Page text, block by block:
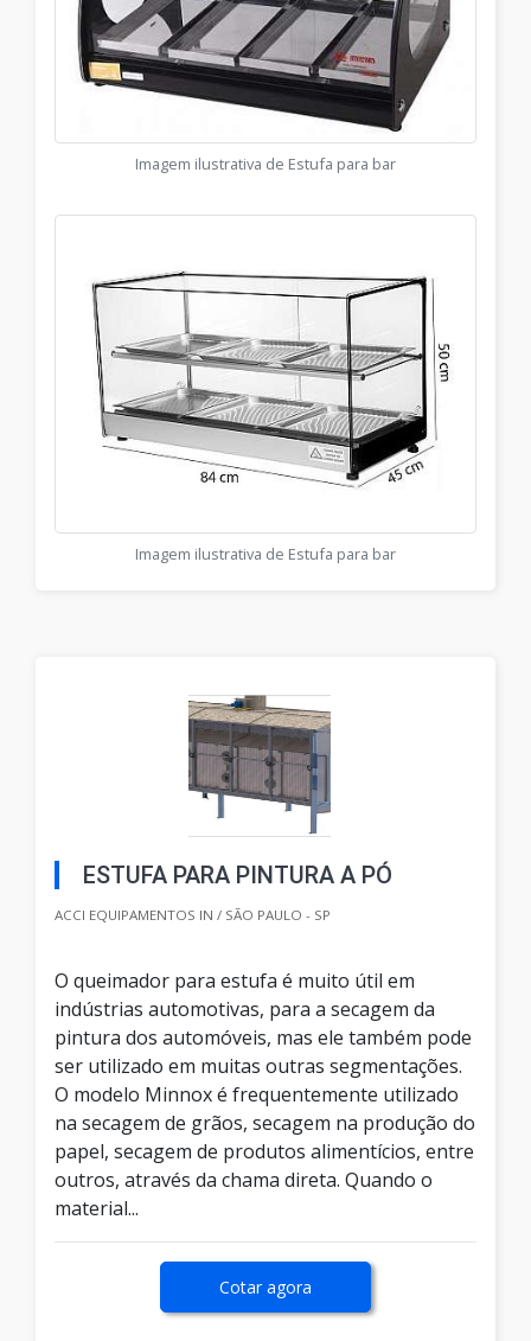
Imagem ilustrativa de Estufa para bar
Imagem ilustrativa de Estufa para bar
ESTUFA PARA PINTURA A PÓ
ACCI EQUIPAMENTOS IN / SÃO PAULO - SP
O queimador para estufa é muito útil em
indústrias automotivas, para a secagem da
pintura dos automóveis, mas ele também pode
ser utilizado em muitas outras segmentações.
O modelo Minnox é frequentemente utilizado
na secagem de grãos, secagem na produção do
papel, secagem de produtos alimentícios, entre
outros, através da chama direta. Quando o
material...
Cotar agora